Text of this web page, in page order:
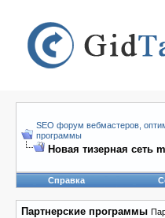
SEO форум вебмастеров,
программы
Новая тизерная сеть
Справка
Партнерские программы